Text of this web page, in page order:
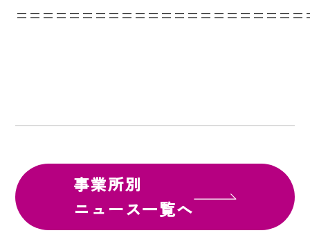
事業所別
ニュース一覧へ